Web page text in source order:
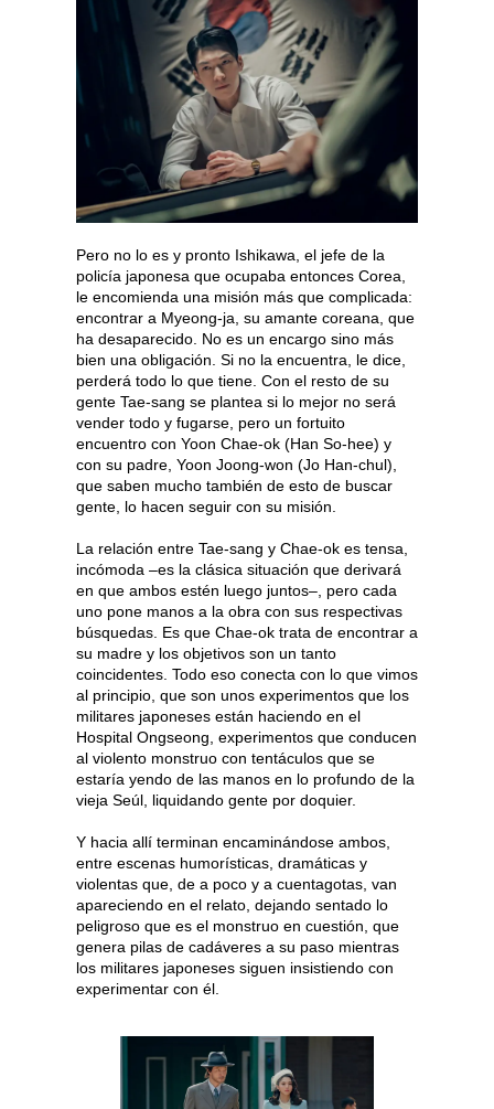
Pero no lo es y pronto Ishikawa, el jefe de la
policía japonesa que ocupaba entonces Corea,
le encomienda una misión más que complicada:
encontrar a Myeong-ja, su amante coreana, que
ha desaparecido. No es un encargo sino más
bien una obligación. Si no la encuentra, le dice,
perderá todo lo que tiene. Con el resto de su
gente Tae-sang se plantea si lo mejor no será
vender todo y fugarse, pero un fortuito
encuentro con Yoon Chae-ok (Han So-hee) y
con su padre, Yoon Joong-won (Jo Han-chul),
que saben mucho también de esto de buscar
gente, lo hacen seguir con su misión.
La relación entre Tae-sang y Chae-ok es tensa,
incómoda –es la clásica situación que derivará
en que ambos estén luego juntos–, pero cada
uno pone manos a la obra con sus respectivas
búsquedas. Es que Chae-ok trata de encontrar a
su madre y los objetivos son un tanto
coincidentes. Todo eso conecta con lo que vimos
al principio, que son unos experimentos que los
militares japoneses están haciendo en el
Hospital Ongseong, experimentos que conducen
al violento monstruo con tentáculos que se
estaría yendo de las manos en lo profundo de la
vieja Seúl, liquidando gente por doquier.
Y hacia allí terminan encaminándose ambos,
entre escenas humorísticas, dramáticas y
violentas que, de a poco y a cuentagotas, van
apareciendo en el relato, dejando sentado lo
peligroso que es el monstruo en cuestión, que
genera pilas de cadáveres a su paso mientras
los militares japoneses siguen insistiendo con
experimentar con él.